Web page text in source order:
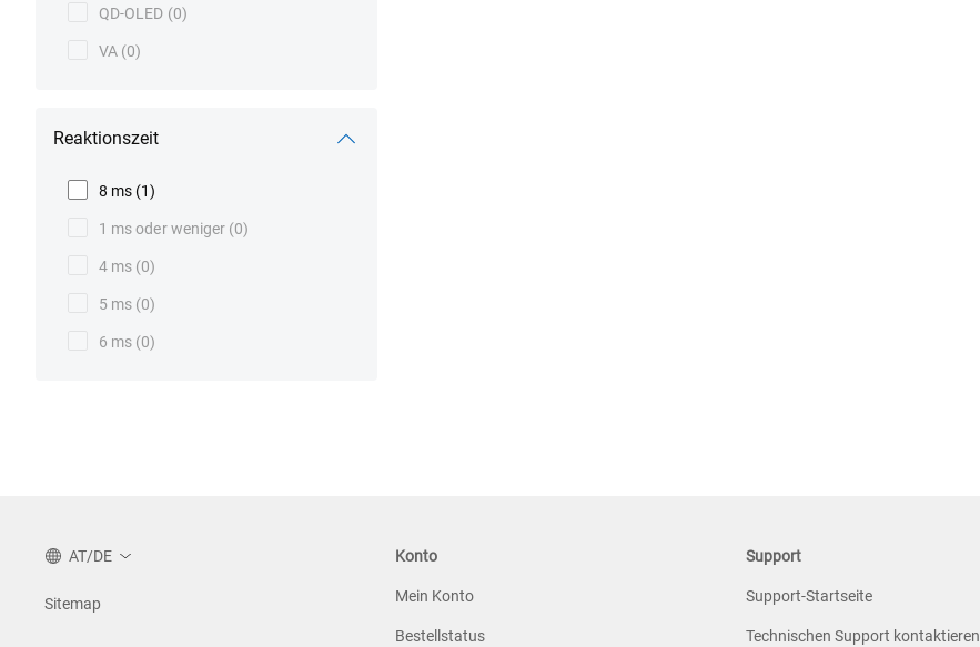
QD-OLED (0)
VA (0)
Reaktionszeit
8 ms (1)
1 ms oder weniger (0)
4 ms (0)
5 ms (0)
6 ms (0)
AT/DE
Sitemap
Konto
Mein Konto
Bestellstatus
Support
Support-Startseite
Technischen Support kontaktieren